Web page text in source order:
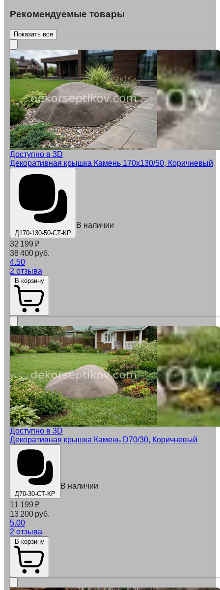
Рекомендуемые товары
Показать все
Доступно в 3D
Декоративная крышка Камень 170х130/50, Коричневый
Д170-130-50-СТ-КР
В наличии
32 199 ₽
38 400 руб.
4.50
2 отзыва
Доступно в 3D
Декоративная крышка Камень D70/30, Коричневый
Д70-30-СТ-КР
В наличии
11 199 ₽
13 200 руб.
5.00
2 отзыва